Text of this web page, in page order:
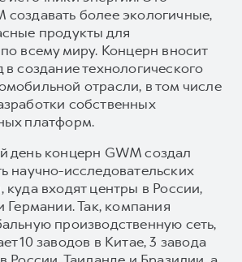
создавать более экологичные,
продукты для
всему миру. Концерн вносит
создание технологического
отрасли, в том числе
собственных
платформ.
день концерн GWM создал
научно-исследовательских
куда входят центры в России,
Германии. Так, компания
производственную сеть,
10 заводов в Китае, 3 завода